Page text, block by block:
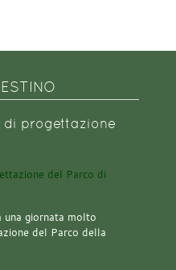
progettazione
una giornata molto
del Parco della